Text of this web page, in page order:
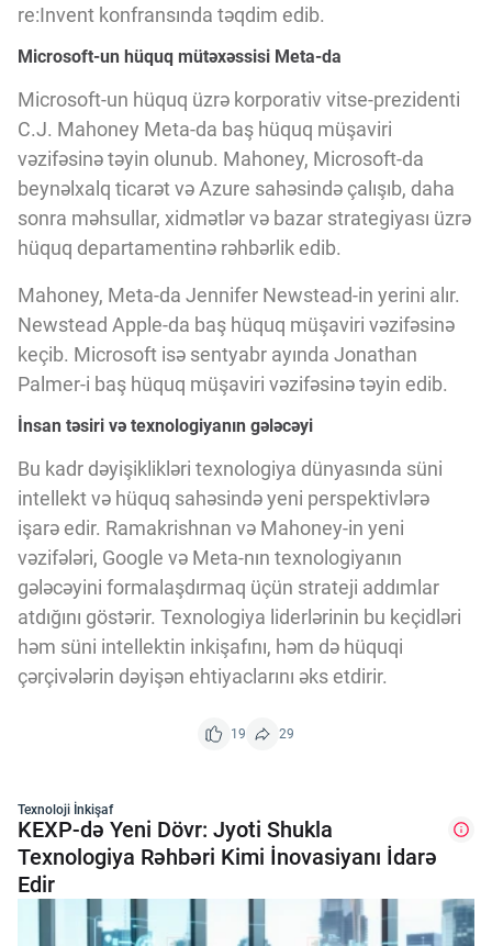
re:Invent konfransında təqdim edib.
Microsoft-un hüquq mütəxəssisi Meta-da
Microsoft-un hüquq üzrə korporativ vitse-prezidenti
C.J. Mahoney Meta-da baş hüquq müşaviri
vəzifəsinə təyin olunub. Mahoney, Microsoft-da
beynəlxalq ticarət və Azure sahəsində çalışıb, daha
sonra məhsullar, xidmətlər və bazar strategiyası üzrə
hüquq departamentinə rəhbərlik edib.
Mahoney, Meta-da Jennifer Newstead-in yerini alır.
Newstead Apple-da baş hüquq müşaviri vəzifəsinə
keçib. Microsoft isə sentyabr ayında Jonathan
Palmer-i baş hüquq müşaviri vəzifəsinə təyin edib.
İnsan təsiri və texnologiyanın gələcəyi
Bu kadr dəyişiklikləri texnologiya dünyasında süni
intellekt və hüquq sahəsində yeni perspektivlərə
işarə edir. Ramakrishnan və Mahoney-in yeni
vəzifələri, Google və Meta-nın texnologiyanın
gələcəyini formalaşdırmaq üçün strateji addımlar
atdığını göstərir. Texnologiya liderlərinin bu keçidləri
həm süni intellektin inkişafını, həm də hüquqi
çərçivələrin dəyişən ehtiyaclarını əks etdirir.
19 29
Texnoloji İnkişaf
KEXP-də Yeni Dövr: Jyoti Shukla
Texnologiya Rəhbəri Kimi İnovasiyanı İdarə
Edir